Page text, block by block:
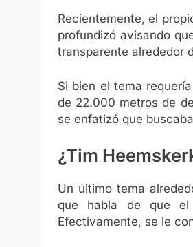
Recientemente, el
profundizó avisando
transparente alrededor
Si bien el tema
de 22.000 metros de
se enfatizó que
¿Tim
Un último tema
que habla de que el
Efectivamente, se le